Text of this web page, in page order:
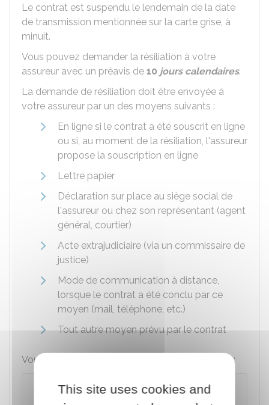
Le contrat est suspendu le lendemain de la date
de transmission mentionnée sur la carte grise, à
minuit.
Vous pouvez demander la résiliation à votre
assureur avec un préavis de 10 jours calendaires.
La demande de résiliation doit être envoyée à
votre assureur par un des moyens suivants :
En ligne si le contrat a été souscrit en ligne
ou si, au moment de la résiliation, l'assureur
propose la souscription en ligne
Lettre papier
Déclaration sur place au siège social de
l'assureur ou chez son représentant (agent
général, courtier)
Acte extrajudiciaire (via un commissaire de
justice)
Mode de communication à distance,
lorsque le contrat a été conclu par ce
moyen (mail, téléphone, etc.)
Tout autre moyen prévu par le contrat
Vous pouvez utiliser le modèle de lettre suivant :
Résilier son assurance à la suite de
This site uses cookies and